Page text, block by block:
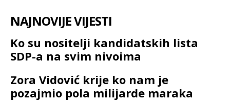
NAJNOVIJE VIJESTI
Ko su nositelji kandidatskih lista
SDP-a na svim nivoima
Zora Vidović krije ko nam je
pozajmio pola milijarde maraka